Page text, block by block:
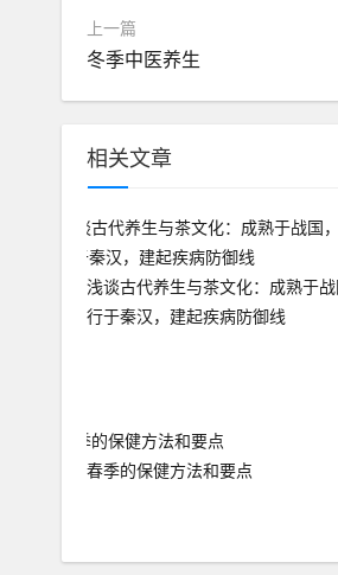
上一篇
冬季中医养生
相关文章
浅谈古代养生与茶文化：成熟于
行于秦汉，建起疾病防御线
春季的保健方法和要点